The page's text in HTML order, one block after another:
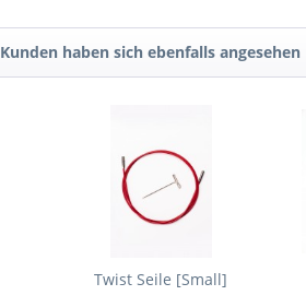
Kunden haben sich ebenfalls angesehen
Twist Seile [Small]